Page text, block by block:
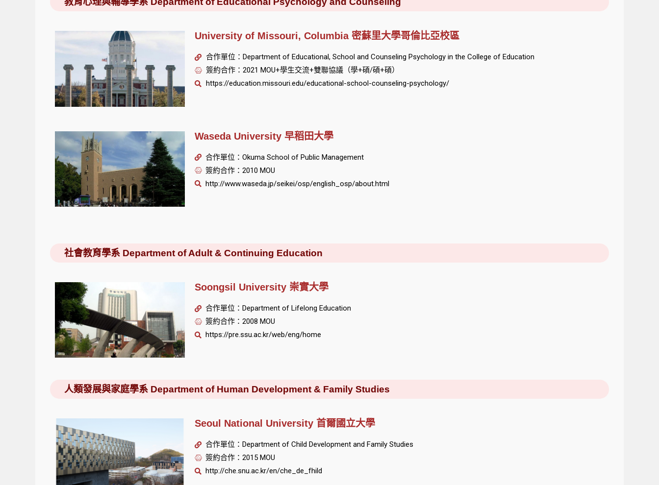
University of Missouri, Columbia 密蘇里大學哥倫比亞校區
合作單位：Department of Educational, School and Counseling Psychology in the College of Education
簽約合作：2021 MOU+學生交流+雙聯協議（學+碩/碩+碩）
https://education.missouri.edu/educational-school-counseling-psychology/
Waseda University 早稻田大學
合作單位：Okuma School of Public Management
簽約合作：2010 MOU
http://www.waseda.jp/seikei/osp/english_osp/about.html
社會教育學系 Department of Adult & Continuing Education
Soongsil University 崇實大學
合作單位：Department of Lifelong Education
簽約合作：2008 MOU
https://pre.ssu.ac.kr/web/eng/home
人類發展與家庭學系 Department of Human Development & Family Studies
Seoul National University 首爾國立大學
合作單位：Department of Child Development and Family Studies
簽約合作：2015 MOU
http://che.snu.ac.kr/en/che_de_fhild